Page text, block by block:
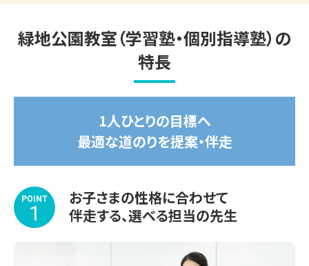
です。
◎1人ひとりにピッタリの学習計画
◎相性のよい担当講師が、隣できめ細かく指導
◎お子さまに合わせて調整できるスケジュール
ぜひ、緑地公園教室まで足を運んでいただき、学習環境など
をお確かめください！
2026.02.20
＼速報／2026年度 中学入試 合格実績
＼速報／2026年度大学入試 合格実績（総合型選
抜・学校推薦型選抜・内部進学）
2025年度 ＼大阪府 高校入試 合格実績／
緑地公園教室（学習塾・個別指導塾）の
特長
1人ひとりの目標へ
最適な道のりを提案・伴走
POINT
1
お子さまの性格に合わせて
伴走する、選べる担当の先生